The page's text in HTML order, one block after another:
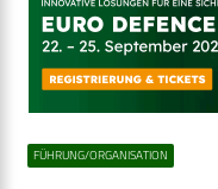
FÜHRUNG/ORGANISATION